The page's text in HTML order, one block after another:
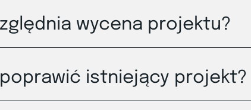
wycena projektu?
istniejący projekt?